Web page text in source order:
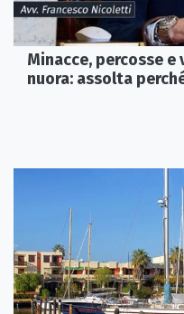
Minacce, percosse
nuora: assolta